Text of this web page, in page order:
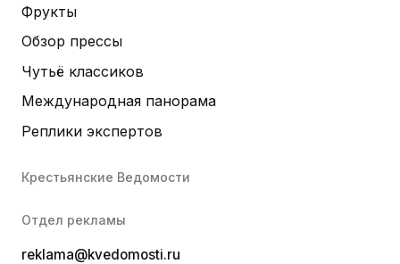
Фрукты
Обзор прессы
Чутьё классиков
Международная панорама
Реплики экспертов
Крестьянские Ведомости
Отдел рекламы
reklama@kvedomosti.ru